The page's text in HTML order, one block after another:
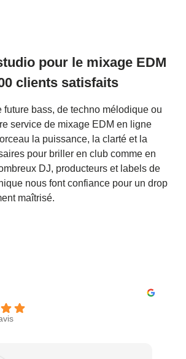
pour le mixage EDM
clients satisfaits
future bass, de techno mélodique ou
service de mixage EDM en ligne
la puissance, la clarté et la
pour briller en club comme en
DJ, producteurs et labels de
nous font confiance pour un drop
maîtrisé.